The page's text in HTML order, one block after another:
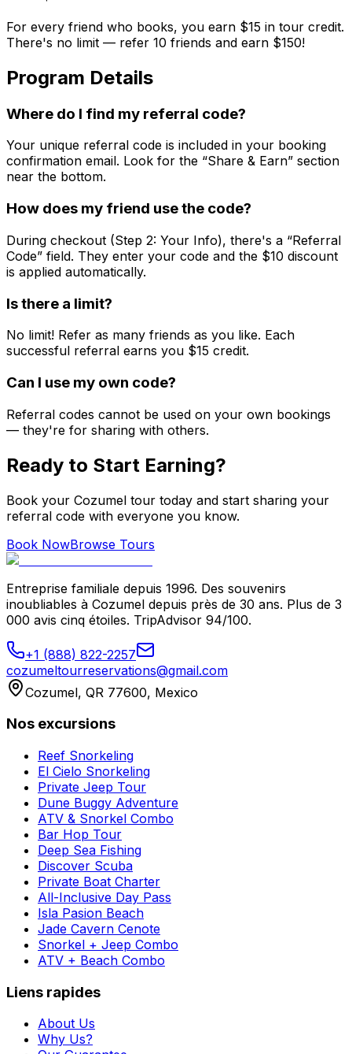
For every friend who books, you earn $15 in tour credit.
There's no limit — refer 10 friends and earn $150!
Program Details
Where do I find my referral code?
Your unique referral code is included in your booking
confirmation email. Look for the “Share & Earn” section
near the bottom.
How does my friend use the code?
During checkout (Step 2: Your Info), there's a “Referral
Code” field. They enter your code and the $10 discount
is applied automatically.
Is there a limit?
No limit! Refer as many friends as you like. Each
successful referral earns you $15 credit.
Can I use my own code?
Referral codes cannot be used on your own bookings
— they're for sharing with others.
Ready to Start Earning?
Book your Cozumel tour today and start sharing your
referral code with everyone you know.
Book NowBrowse Tours
Entreprise familiale depuis 1996. Des souvenirs
inoubliables à Cozumel depuis près de 30 ans. Plus de 3
000 avis cinq étoiles. TripAdvisor 94/100.
+1 (888) 822-2257
cozumeltourreservations@gmail.com
Cozumel, QR 77600, Mexico
Nos excursions
Reef Snorkeling
El Cielo Snorkeling
Private Jeep Tour
Dune Buggy Adventure
ATV & Snorkel Combo
Bar Hop Tour
Deep Sea Fishing
Discover Scuba
Private Boat Charter
All-Inclusive Day Pass
Isla Pasion Beach
Jade Cavern Cenote
Snorkel + Jeep Combo
ATV + Beach Combo
Liens rapides
About Us
Why Us?